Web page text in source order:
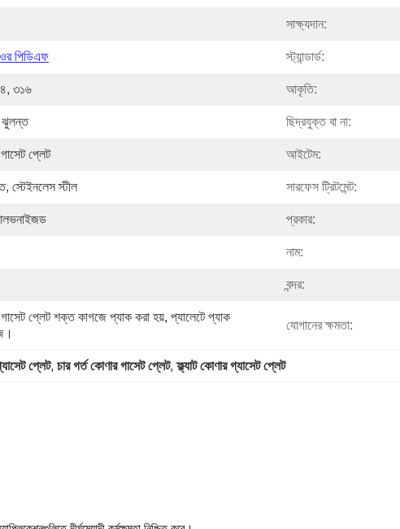
সাক্ষ্যদান:
পিডিএফ স্ট্যান্ডার্ড:
৩১৬ আকৃতি:
ঝুলন্ত ছিদ্রযুক্ত বা না:
প্লেট আইটেম:
স্টেইনলেস স্টীল সারফেস ট্রিটমেন্ট:
প্রকার:
নাম:
বন্দর:
গাসেট প্লেট শক্ত কাগজে প্যাক করা হয়, প্যালেটে প্যাক
যোগানের ক্ষমতা:
প্লেট, চার গর্ত কোণার গাসেট প্লেট, ফ্ল্যাট কোণার গ্যাসেট প্লেট